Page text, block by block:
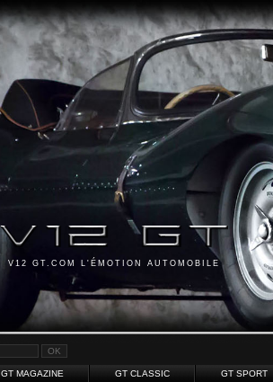
V12 GT.COM L'ÉMOTION AUTOMOBILE
GT MAGAZINE GT CLASSIC GT SPORT